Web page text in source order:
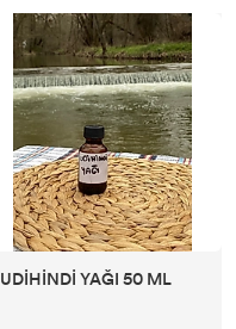
UDİHİNDİ YAĞI 50 ML